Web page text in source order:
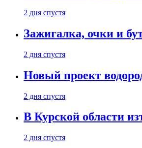
2 дня спустя
Зажигалка, очки и
2 дня спустя
Новый проект
2 дня спустя
В Курской области
2 дня спустя